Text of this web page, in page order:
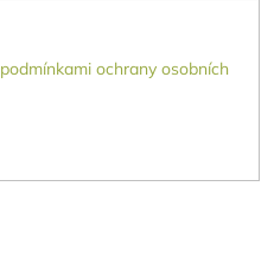
podmínkami ochrany osobních